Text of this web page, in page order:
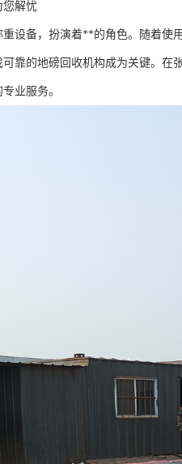
您解忧
设备，扮演着**的角色。随着使
靠的地磅回收机构成为关键。在
业服务。